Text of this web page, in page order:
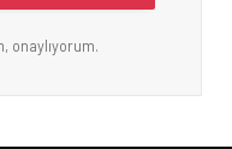
onaylıyorum.